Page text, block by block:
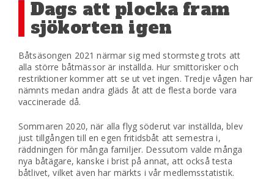
Dags att plocka fram
sjökorten igen
Båtsäsongen 2021 närmar sig med stormsteg trots att
alla större båtmässor är inställda. Hur smittorisker och
restriktioner kommer att se ut vet ingen. Tredje vågen har
nämnts medan andra gläds åt att de flesta borde vara
vaccinerade då.
Sommaren 2020, när alla flyg söderut var inställda, blev
just tillgången till en egen fritidsbåt att semestra i,
räddningen för många familjer. Dessutom valde många
nya båtägare, kanske i brist på annat, att också testa
båtlivet, vilket även har märkts i vår medlemsstatistik.